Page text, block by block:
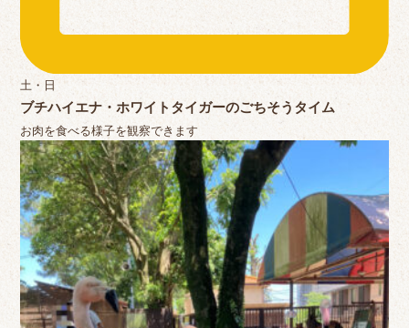
土・日
ブチハイエナ・ホワイトタイガーのごちそうタイム
お肉を食べる様子を観察できます